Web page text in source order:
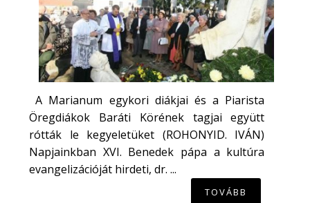
A Marianum egykori diákjai és a Piarista
Öregdiákok Baráti Körének tagjai együtt
rótták le kegyeletüket (ROHONYID. IVÁN)
Napjainkban XVI. Benedek pápa a kultúra
evangelizációját hirdeti, dr. ...
TOVÁBB